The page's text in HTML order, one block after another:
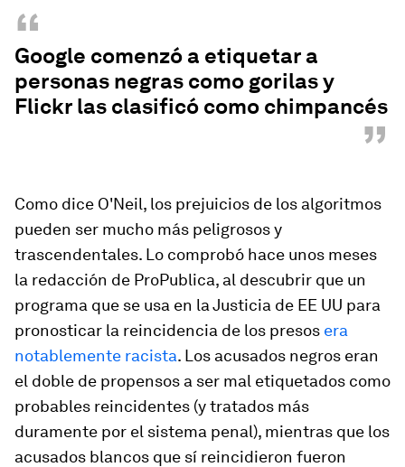
“
Google comenzó a etiquetar a
personas negras como gorilas y
Flickr las clasificó como chimpancés
”
Como dice O'Neil, los prejuicios de los algoritmos
pueden ser mucho más peligrosos y
trascendentales. Lo comprobó hace unos meses
la redacción de ProPublica, al descubrir que un
programa que se usa en la Justicia de EE UU para
pronosticar la reincidencia de los presos era
notablemente racista. Los acusados negros eran
el doble de propensos a ser mal etiquetados como
probables reincidentes (y tratados más
duramente por el sistema penal), mientras que los
acusados blancos que sí reincidieron fueron